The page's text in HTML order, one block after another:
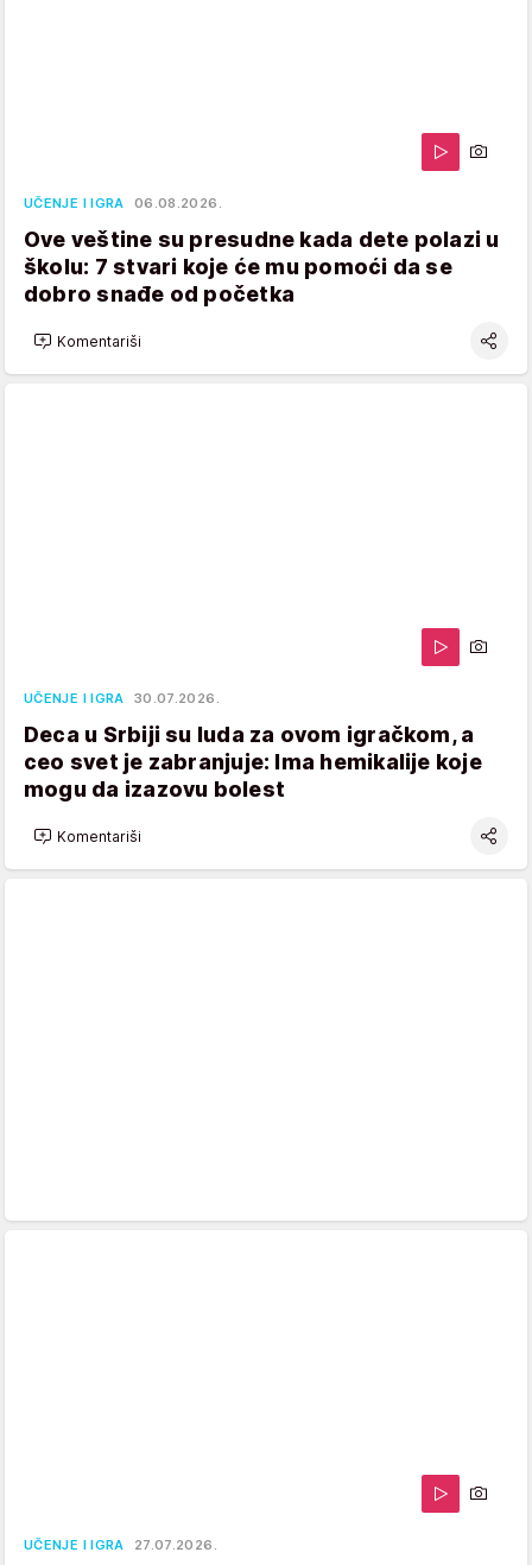
UČENJE I IGRA 06.08.2026.
Ove veštine su presudne kada dete polazi u
školu: 7 stvari koje će mu pomoći da se
dobro snađe od početka
Komentariši
UČENJE I IGRA 30.07.2026.
Deca u Srbiji su luda za ovom igračkom, a
ceo svet je zabranjuje: Ima hemikalije koje
mogu da izazovu bolest
Komentariši
UČENJE I IGRA 27.07.2026.